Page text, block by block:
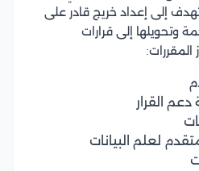
إلى إعداد خريج قادر على
وتحويلها إلى قرارات
المقررات:
القرار
لعلم البيانات